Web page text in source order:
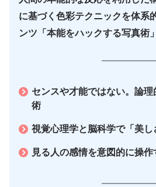
に基づく色彩テクニックを体系
ンツ「本能をハックする写真術
センスや才能ではない。論
術
視覚心理学と脳科学で「美
見る人の感情を意図的に操